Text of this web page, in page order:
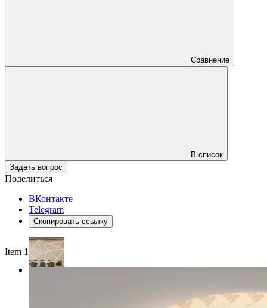
Сравнение
В список
Задать вопрос
Поделиться
ВКонтакте
Telegram
Скопировать ссылку
Item 1 of 4